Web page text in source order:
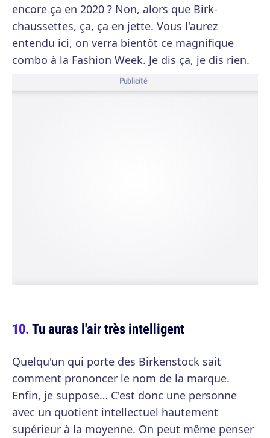
encore ça en 2020 ? Non, alors que Birk-
chaussettes, ça, ça en jette. Vous l'aurez
entendu ici, on verra bientôt ce magnifique
combo à la Fashion Week. Je dis ça, je dis rien.
Publicité
Tu auras l'air très intelligent
Quelqu'un qui porte des Birkenstock sait
comment prononcer le nom de la marque.
Enfin, je suppose… C'est donc une personne
avec un quotient intellectuel hautement
supérieur à la moyenne. On peut même penser